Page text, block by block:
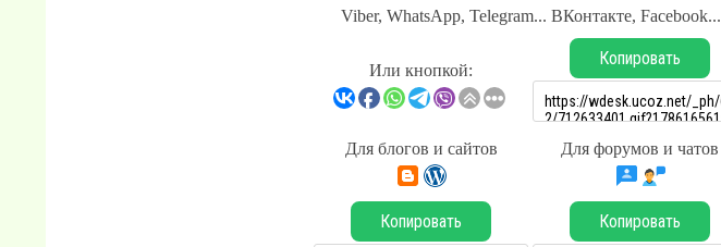
Viber, WhatsApp, Telegram... ВКонтакте, Facebook...
Или кнопкой:
Копировать
Для блогов и сайтов Для форумов и чатов
Копировать Копировать